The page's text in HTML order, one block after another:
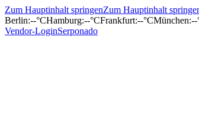
Zum Hauptinhalt springenZum Hauptinhalt
Berlin:--°CHamburg:--°CFrankfurt:--°CMünchen:--
Vendor-LoginSerponado